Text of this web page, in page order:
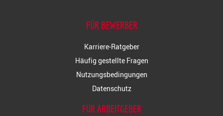
FÜR BEWERBER
Karriere-Ratgeber
Häufig gestellte Fragen
Nutzungsbedingungen
Datenschutz
FÜR ARBEITGEBER